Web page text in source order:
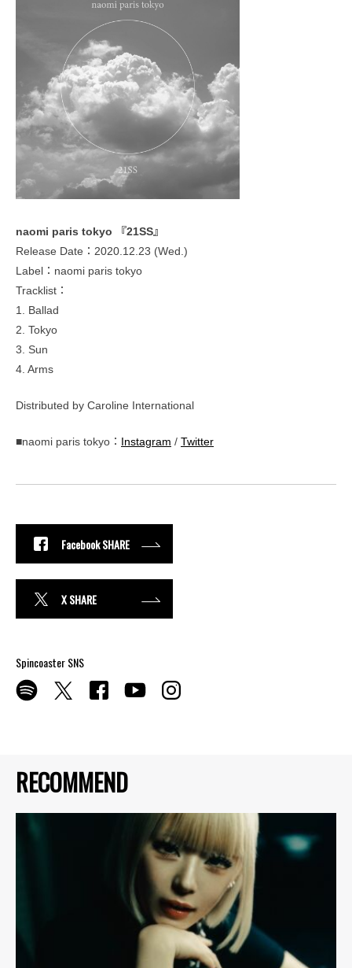
RECOMMEND
naomi paris tokyo 『21SS』
Release Date：2020.12.23 (Wed.)
Label：naomi paris tokyo
Tracklist：
1. Ballad
2. Tokyo
3. Sun
4. Arms
Distributed by Caroline International
■naomi paris tokyo： Instagram / Twitter
Facebook SHARE
X SHARE
Spincoaster SNS